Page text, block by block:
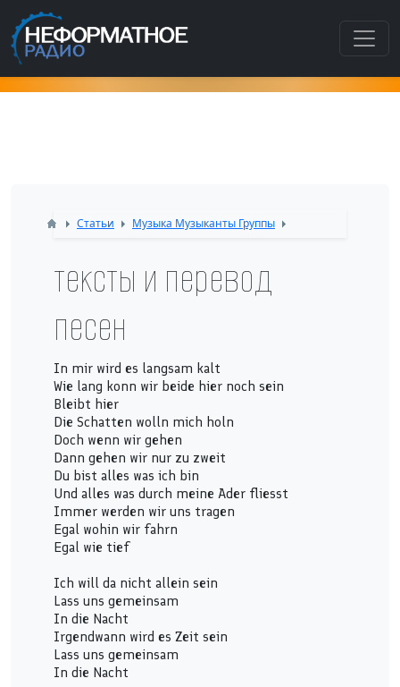
Как попасть в этот раздел???
Статьи Музыка Музыканты Группы
тексты и перевод
песен
In mir wird es langsam kalt
Wie lang konn wir beide hier noch sein
Bleibt hier
Die Schatten wolln mich holn
Doch wenn wir gehen
Dann gehen wir nur zu zweit
Du bist alles was ich bin
Und alles was durch meine Ader fliesst
Immer werden wir uns tragen
Egal wohin wir fahrn
Egal wie tief
Ich will da nicht allein sein
Lass uns gemeinsam
In die Nacht
Irgendwann wird es Zeit sein
Lass uns gemeinsam
In die Nacht